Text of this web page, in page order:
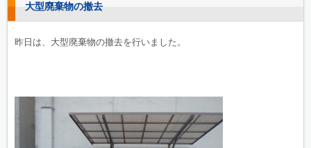
大型廃棄物の撤去
昨日は、大型廃棄物の撤去を行いました。